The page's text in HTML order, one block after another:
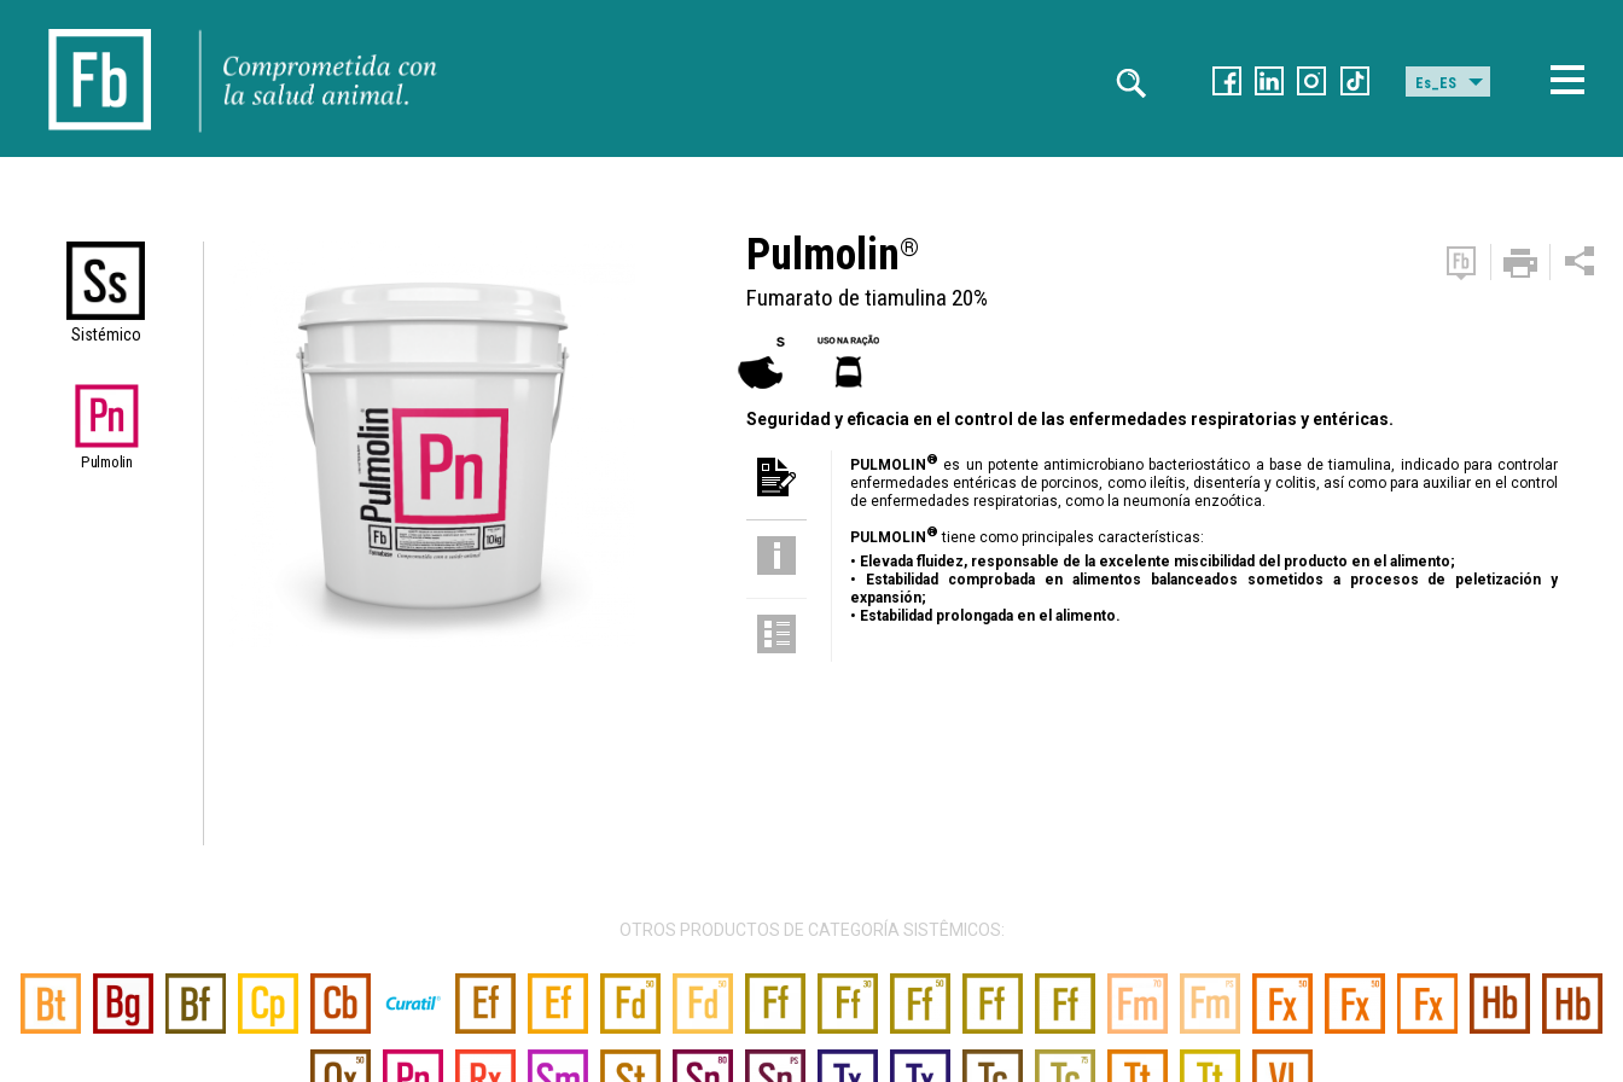
Es_ES
Sistémico
Pulmolin
Pulmolin®
Fumarato de tiamulina 20%
Seguridad y eficacia en el control de las enfermedades respiratorias y entéricas.
PULMOLIN ® es un potente antimicrobiano bacteriostático a base de tiamulina, indicado para controlar
enfermedades entéricas de porcinos, como ileítis, disentería y colitis, así como para auxiliar en el control
de enfermedades respiratorias, como la neumonía enzoótica.
PULMOLIN ® tiene como principales características:
• Elevada fluidez, responsable de la excelente miscibilidad del producto en el alimento;
• Estabilidad comprobada en alimentos balanceados sometidos a procesos de peletización y
expansión;
• Estabilidad prolongada en el alimento.
OTROS PRODUCTOS DE CATEGORÍA SISTÊMICOS: